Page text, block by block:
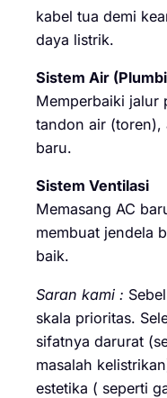
kabel tua demi
daya listrik.
Sistem Air
Memperbaiki jalur
tandon air (toren),
baru.
Sistem Ventilasi
Memasang AC
membuat jendela
baik.
Saran kami :
skala prioritas.
sifatnya darurat
masalah
estetika ( seperti